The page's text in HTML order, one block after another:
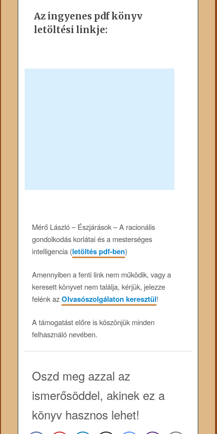
Az ingyenes pdf könyv
letöltési linkje:
Mérő László – Észjárások – A racionális
gondolkodás korlátai és a mesterséges
intelligencia (letöltés pdf-ben)
Amennyiben a fenti link nem működik, vagy a
keresett könyvet nem találja, kérjük, jelezze
felénk azOlvasószolgálaton keresztül!
A támogatást előre is köszönjük minden
felhasználó nevében.
Oszd meg azzal az
ismerősöddel, akinek ez a
könyv hasznos lehet!